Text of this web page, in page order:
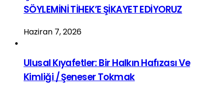
SÖYLEMİNİ TİHEK’E ŞİKAYET EDİYORUZ
Haziran 7, 2026
Ulusal Kıyafetler: Bir Halkın Hafızası Ve
Kimliği / Şeneser Tokmak